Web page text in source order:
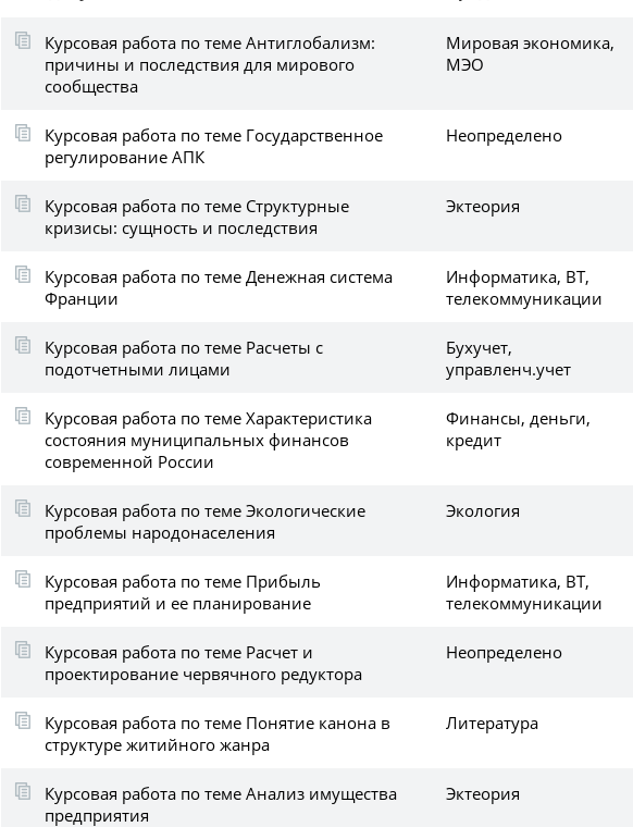
Курсовая работа по теме Антиглобализм:
причины и последствия для мирового
сообщества
Мировая экономика,
МЭО
Курсовая работа по теме Государственное
регулирование АПК
Неопределено
Курсовая работа по теме Структурные
кризисы: сущность и последствия
Эктеория
Курсовая работа по теме Денежная система
Франции
Информатика, ВТ,
телекоммуникации
Курсовая работа по теме Расчеты с
подотчетными лицами
Бухучет,
управленч.учет
Курсовая работа по теме Характеристика
состояния муниципальных финансов
современной России
Финансы, деньги,
кредит
Курсовая работа по теме Экологические
проблемы народонаселения
Экология
Курсовая работа по теме Прибыль
предприятий и ее планирование
Информатика, ВТ,
телекоммуникации
Курсовая работа по теме Расчет и
проектирование червячного редуктора
Неопределено
Курсовая работа по теме Понятие канона в
структуре житийного жанра
Литература
Курсовая работа по теме Анализ имущества
предприятия
Эктеория